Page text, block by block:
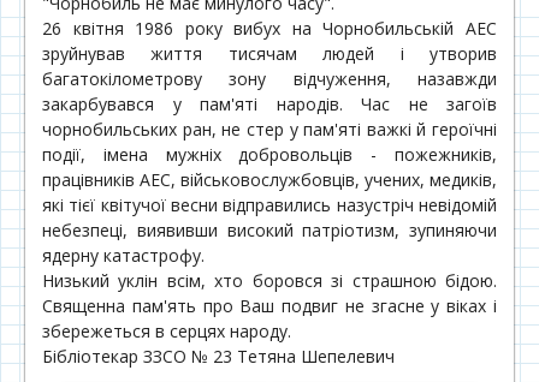
26 квітня 1986 року вибух на Чорнобильській АЕС
зруйнував життя тисячам людей і утворив
багатокілометрову зону відчуження, назавжди
закарбувався у пам'яті народів. Час не загоїв
чорнобильських ран, не стер у пам'яті важкі й героїчні
події, імена мужніх добровольців - пожежників,
працівників АЕС, військовослужбовців, учених, медиків,
які тієї квітучої весни відправились назустріч невідомій
небезпеці, виявивши високий патріотизм, зупиняючи
ядерну катастрофу.
Низький уклін всім, хто боровся зі страшною бідою.
Священна пам'ять про Ваш подвиг не згасне у віках і
збережеться в серцях народу.
Бібліотекар ЗЗСО № 23 Тетяна Шепелевич